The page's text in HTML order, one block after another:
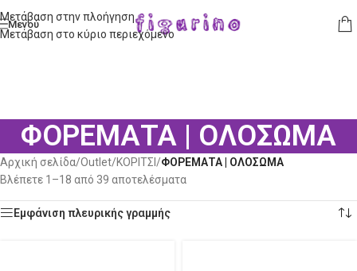
Μετάβαση στην πλοήγηση
Μετάβαση στο κύριο περιεχόμενο
Μενού
ΦΟΡΕΜΑΤΑ | ΟΛΟΣΩΜΑ
Αρχική σελίδα/Outlet/ΚΟΡΙΤΣΙ /ΦΟΡΕΜΑΤΑ | ΟΛΟΣΩΜΑ
Βλέπετε 1–18 από 39 αποτελέσματα
Εμφάνιση πλευρικής γραμμής